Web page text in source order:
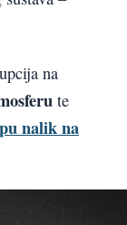
na
te
nalik na